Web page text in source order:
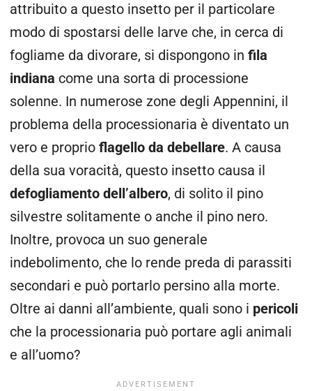
attribuito a questo insetto per il particolare
modo di spostarsi delle larve che, in cerca di
fogliame da divorare, si dispongono in fila
indiana come una sorta di processione
solenne. In numerose zone degli Appennini, il
problema della processionaria è diventato un
vero e proprio flagello da debellare. A causa
della sua voracità, questo insetto causa il
defogliamento dell’albero, di solito il pino
silvestre solitamente o anche il pino nero.
Inoltre, provoca un suo generale
indebolimento, che lo rende preda di parassiti
secondari e può portarlo persino alla morte.
Oltre ai danni all’ambiente, quali sono i pericoli
che la processionaria può portare agli animali
e all’uomo?